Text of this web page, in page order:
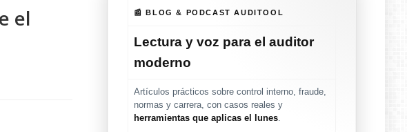
el
📰 BLOG & PODCAST AUDITOOL
Lectura y voz para el auditor
moderno
Artículos prácticos sobre control interno, fraude,
normas y carrera, con casos reales y
herramientas que aplicas el lunes